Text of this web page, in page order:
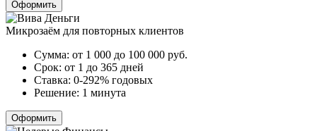
Оформить
Микрозаём для повторных клиентов
Сумма: от 1 000 до 100 000 руб.
Срок: от 1 до 365 дней
Ставка: 0-292% годовых
Решение: 1 минута
Оформить